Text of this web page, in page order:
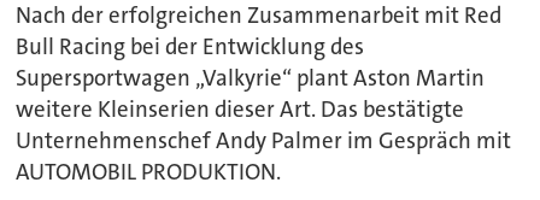
Nach der erfolgreichen Zusammenarbeit mit Red
Bull Racing bei der Entwicklung des
Supersportwagen „Valkyrie“ plant Aston Martin
weitere Kleinserien dieser Art. Das bestätigte
Unternehmenschef Andy Palmer im Gespräch mit
AUTOMOBIL PRODUKTION.